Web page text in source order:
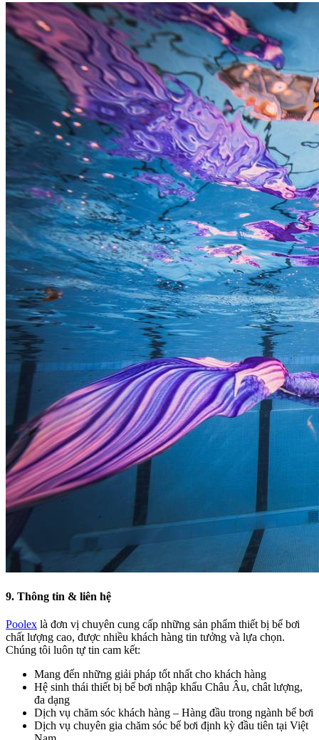
9. Thông tin & liên hệ
Poolex là đơn vị chuyên cung cấp những sản phẩm thiết bị bể bơi
chất lượng cao, được nhiều khách hàng tin tưởng và lựa chọn.
Chúng tôi luôn tự tin cam kết:
Mang đến những giải pháp tốt nhất cho khách hàng
Hệ sinh thái thiết bị bể bơi nhập khẩu Châu Âu, chât lượng,
đa dạng
Dịch vụ chăm sóc khách hàng – Hàng đầu trong ngành bể bơi
Dịch vụ chuyên gia chăm sóc bể bơi định kỳ đầu tiên tại Việt